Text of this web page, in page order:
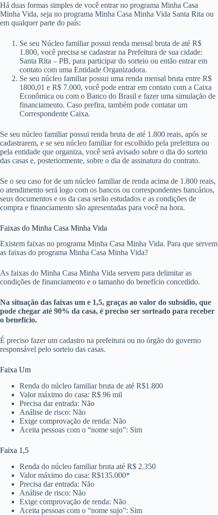
Há duas formas simples de você entrar no programa Minha Casa
Minha Vida, seja no programa Minha Casa Minha Vida Santa Rita ou
em qualquer parte do país:
Se seu Núcleo familiar possui renda mensal bruta de até R$
1.800, você precisa se cadastrar na Prefeitura de sua cidade:
Santa Rita – PB, para participar do sorteio ou então entrar em
contato com uma Entidade Organizadora.
Se seu núcleo familiar possui uma renda mensal bruta entre R$
1800,01 e R$ 7.000, você pode entrar em contato com a Caixa
Econômica ou com o Banco do Brasil e fazer uma simulação de
financiamento. Caso prefira, também pode contatar um
Correspondente Caixa.
Se seu núcleo familiar possui renda bruta de até 1.800 reais, após se
cadastrarem, e se seu núcleo familiar for escolhido pela prefeitura ou
pela entidade que organiza, você será avisado sobre o dia do sorteio
das casas e, posteriormente, sobre o dia de assinatura do contrato.
Se o seu caso for de um núcleo familiar de renda acima de 1.800 reais,
o atendimento será logo com os bancos ou correspondentes bancários,
seus documentos e os da casa serão estudados e as condições de
compra e financiamento são apresentadas para você na hora.
Faixas do Minha Casa Minha Vida
Existem faixas no programa Minha Casa Minha Vida. Para que servem
as faixas do programa Minha Casa Minha Vida?
As faixas do Minha Casa Minha Vida servem para delimitar as
condições de financiamento e o tamanho do benefício concedido.
Na situação das faixas um e 1,5, graças ao valor do subsídio, que
pode chegar até 90% da casa, é preciso ser sorteado para receber
o benefício.
É preciso fazer um cadastro na prefeitura ou no órgão do governo
responsável pelo sorteio das casas.
Faixa Um
Renda do núcleo familiar bruta de até R$1.800
Valor máximo do casa: R$ 96 mil
Precisa dar entrada: Não
Análise de risco: Não
Exige comprovação de renda: Não
Aceita pessoas com o “nome sujo”: Sim
Faixa 1,5
Renda do núcleo familiar bruta até R$ 2.350
Valor máximo do casa: R$135.000*
Precisa dar entrada: Não
Análise de risco: Não
Exige comprovação de renda: Não
Aceita pessoas com o “nome sujo”: Sim